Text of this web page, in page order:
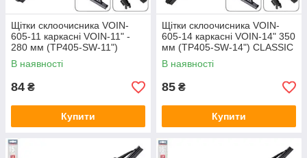
Щітки склоочисника VOIN-
605-11 каркасні VOIN-11" -
280 мм (TP405-SW-11")
CLASSIC
В наявності
84 ₴
Купити
Щітки склоочисника VOIN-
605-14 каркасні VOIN-14" 350
мм (TP405-SW-14") CLASSIC
В наявності
85 ₴
Купити